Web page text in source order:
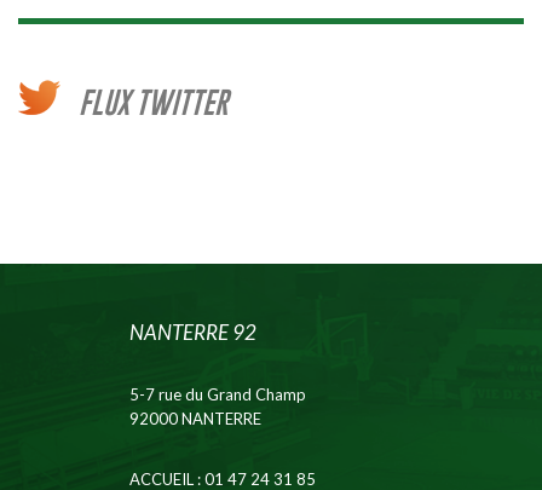
FLUX TWITTER
NANTERRE 92
5-7 rue du Grand Champ
92000 NANTERRE
ACCUEIL: 01 47 24 31 85